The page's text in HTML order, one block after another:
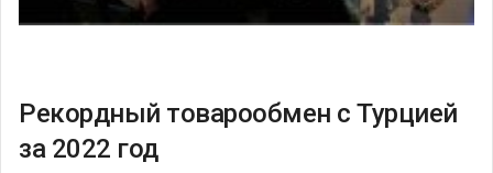
Рекордный товарообмен с Турцией
за 2022 год